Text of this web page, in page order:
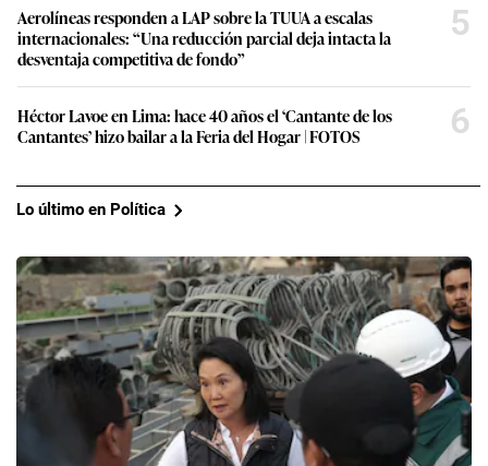
Aerolíneas responden a LAP sobre la TUUA a escalas
internacionales: “Una reducción parcial deja intacta la
desventaja competitiva de fondo”
5
Héctor Lavoe en Lima: hace 40 años el ‘Cantante de los
Cantantes’ hizo bailar a la Feria del Hogar | FOTOS
6
Lo último en Política